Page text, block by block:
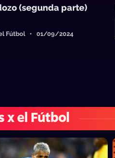
(segunda parte)
Fútbol • 01/09/2024
x el Fútbol